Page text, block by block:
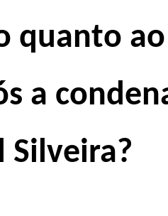
quanto
a
Silveira?